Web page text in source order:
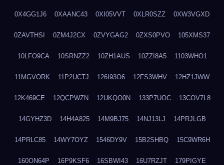
0X4GG1J6 0XAANC43 0XI05VVT 0XLR0SZZ 0XW3VGXD
0ZAVTHSI 0ZM4J2CX 0ZVYGAG2 0ZXS0PVO 105XMS37
10LFO9CA 10SRNZZ2 10ZH1AUS 10ZZI8A5 1103WHO1
11MGVORK 11P2UCTJ 126I93O6 12FS3WHV 12HZ1JWW
12K469CE 12QCPWZN 12UKQO0N 133P7UOC 13COV7L8
14GYHZ3D 14H4A825 14M9BJ75 14NJ13LJ 14PRJLGB
14PRLC85 14WY7OYZ 1546DY9V 15B2SHBQ 15C9WR6H
160ON64P 16P9KSF6 16SBWI43 16U7RZJT 179PIGYE